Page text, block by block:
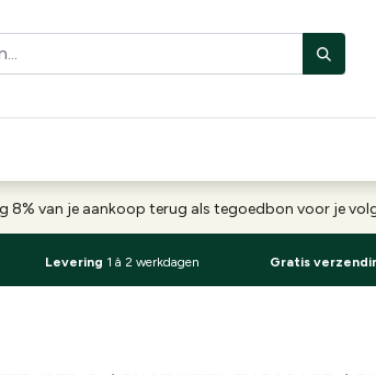
8% van je aankoop terug als tegoedbon voor je
Levering 1 à 2 werkdagen Gratis